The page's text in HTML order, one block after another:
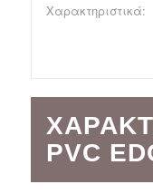
Χαρακτηριστικά:
PVC